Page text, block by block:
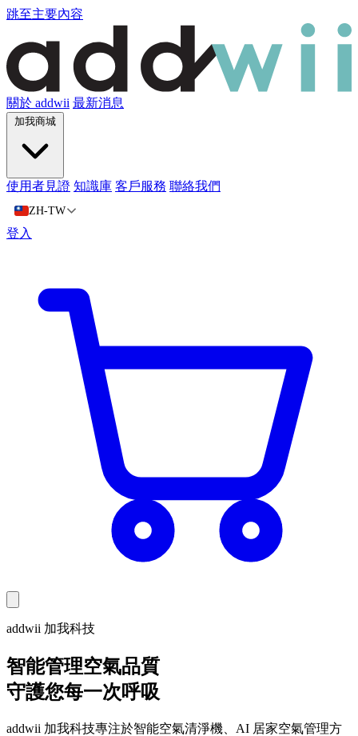
跳至主要內容
關於 addwii 最新消息
加我商城
使用者見證 知識庫 客戶服務 聯絡我們
ZH-TW
登入
addwii 加我科技
智能管理空氣品質
守護您每一次呼吸
addwii 加我科技專注於智能空氣清淨機、AI 居家空氣管理方